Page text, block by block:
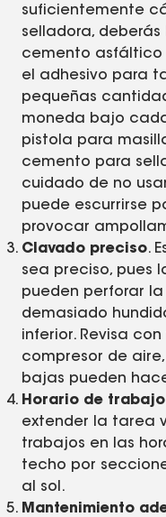
suficientemente
selladora, deberás
cemento asfáltico
el adhesivo para
pequeñas
moneda bajo
pistola para
cemento para
cuidado de no
puede escurrirse
provocar
Clavado preciso.
sea preciso, pues
pueden perforar
demasiado
inferior. Revisa
compresor de
bajas pueden
Horario de
extender la tarea
trabajos en las
techo por
al sol.
Mantenimiento